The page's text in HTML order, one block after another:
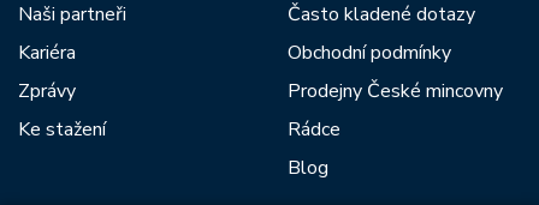
Naši partneři
Kariéra
Zprávy
Ke stažení
Často kladené dotazy
Obchodní podmínky
Prodejny České mincovny
Rádce
Blog